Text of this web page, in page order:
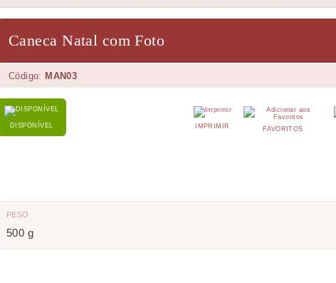
Caneca Natal com Foto
Código: MAN03
DISPONÍVEL FAVORITOS
IMPRIMIR
PESO
500 g